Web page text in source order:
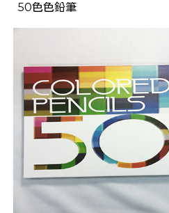
50色色鉛筆